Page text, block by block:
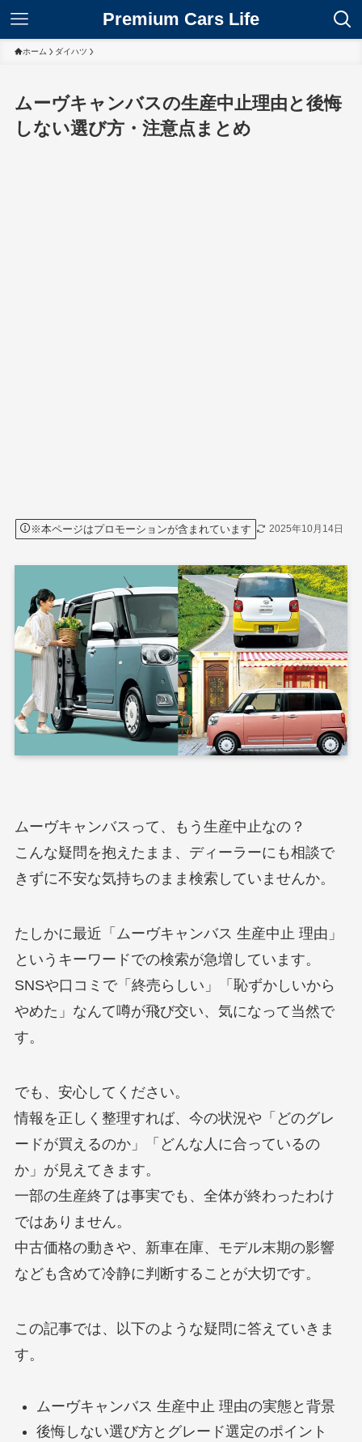
Premium Cars Life
ホーム ダイハツ
ムーヴキャンバスの生産中止理由と後悔
しない選び方・注意点まとめ
※本ページはプロモーションが含まれています 2025年10月14日
ムーヴキャンバスって、もう生産中止なの？
こんな疑問を抱えたまま、ディーラーにも相談で
きずに不安な気持ちのまま検索していませんか。
たしかに最近「ムーヴキャンバス 生産中止 理由」
というキーワードでの検索が急増しています。
SNSや口コミで「終売らしい」「恥ずかしいから
やめた」なんて噂が飛び交い、気になって当然で
す。
でも、安心してください。
情報を正しく整理すれば、今の状況や「どのグレ
ードが買えるのか」「どんな人に合っているの
か」が見えてきます。
一部の生産終了は事実でも、全体が終わったわけ
ではありません。
中古価格の動きや、新車在庫、モデル末期の影響
なども含めて冷静に判断することが大切です。
この記事では、以下のような疑問に答えていきま
す。
ムーヴキャンバス 生産中止 理由の実態と背景
後悔しない選び方とグレード選定のポイント